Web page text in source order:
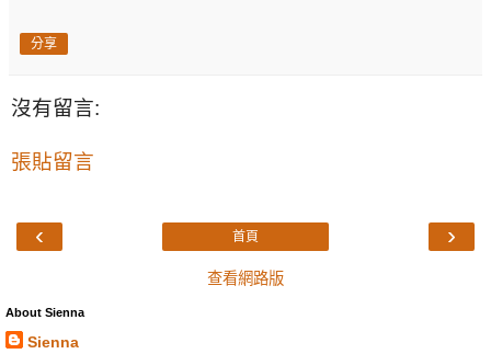
分享
沒有留言:
張貼留言
‹ ›
首頁
查看網路版
About Sienna
Sienna